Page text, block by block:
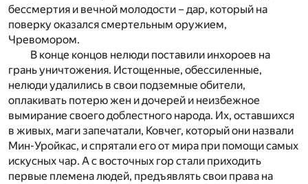
бессмертия и вечной молодости – дар, который на
поверку оказался смертельным оружием,
Чревомором.
В конце концов нелюди поставили инхороев на
грань уничтожения. Истощенные, обессиленные,
нелюди удалились в свои подземные обители,
оплакивать потерю жен и дочерей и неизбежное
вымирание своего доблестного народа. Их, оставшихся
в живых, маги запечатали, Ковчег, который они назвали
Мин-Уройкас, и спрятали его от мира при помощи самых
искусных чар. А с восточных гор стали приходить
первые племена людей, предъявлять свои права на